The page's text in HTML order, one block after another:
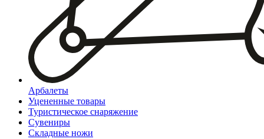
Арбалеты
Уцененные товары
Туристическое снаряжение
Сувениры
Складные ножи